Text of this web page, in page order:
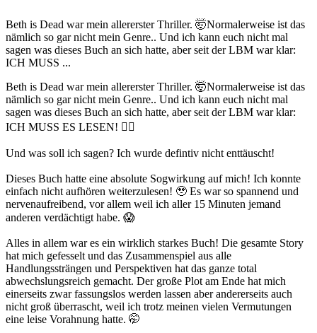
Beth is Dead war mein allererster Thriller. 🤯Normalerweise ist das
nämlich so gar nicht mein Genre.. Und ich kann euch nicht mal
sagen was dieses Buch an sich hatte, aber seit der LBM war klar:
ICH MUSS ...
Beth is Dead war mein allererster Thriller. 🤯Normalerweise ist das
nämlich so gar nicht mein Genre.. Und ich kann euch nicht mal
sagen was dieses Buch an sich hatte, aber seit der LBM war klar:
ICH MUSS ES LESEN! 🙂‍↕️
Und was soll ich sagen? Ich wurde defintiv nicht enttäuscht!
Dieses Buch hatte eine absolute Sogwirkung auf mich! Ich konnte
einfach nicht aufhören weiterzulesen! 🥹 Es war so spannend und
nervenaufreibend, vor allem weil ich aller 15 Minuten jemand
anderen verdächtigt habe. 😱
Alles in allem war es ein wirklich starkes Buch! Die gesamte Story
hat mich gefesselt und das Zusammenspiel aus alle
Handlungssträngen und Perspektiven hat das ganze total
abwechslungsreich gemacht. Der große Plot am Ende hat mich
einerseits zwar fassungslos werden lassen aber andererseits auch
nicht groß überrascht, weil ich trotz meinen vielen Vermutungen
eine leise Vorahnung hatte. 🤭